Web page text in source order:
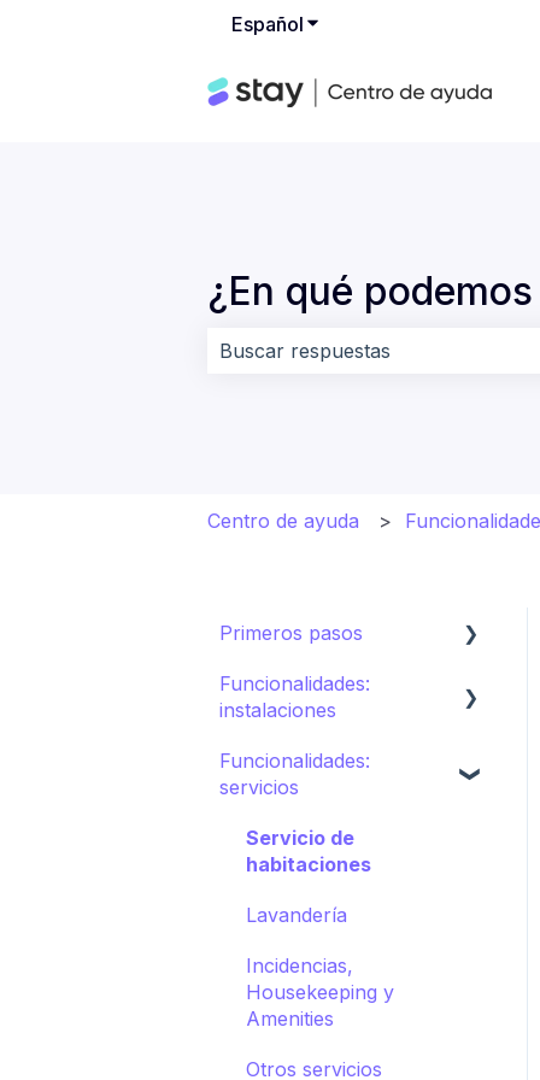
Español Traducciones de Mostrar
¿En qué
Centro de ayuda
Primeros pasos
Ecosistema de STAY
STAY
Funcionalidades:
instalaciones
Restaurantes
Deportes
Piscinas
Tiendas
Directorio
Otras Instalaciones
Funcionalidades:
servicios
Servicio de
habitaciones
Lavandería
Incidencias,
Housekeeping y
Amenities
Otros servicios